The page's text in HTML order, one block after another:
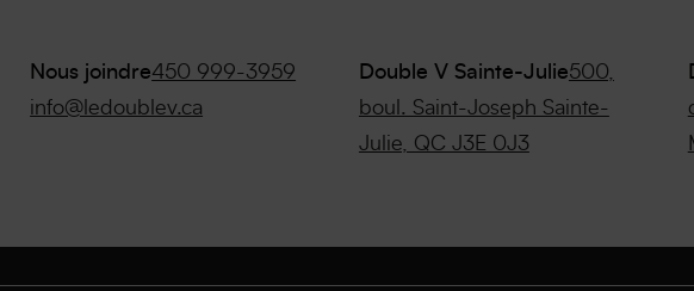
Nous joindre450 999-3959
info@ledoublev.ca
Double V Sainte-Julie500,
boul. Saint-Joseph Sainte-
Julie, QC J3E 0J3